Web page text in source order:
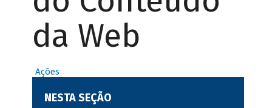
da Web
Ações
NESTA SEÇÃO